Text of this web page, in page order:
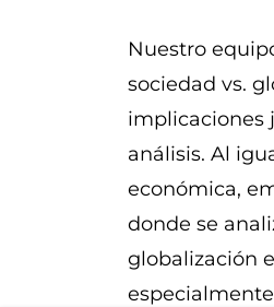
Nuestro
sociedad vs.
implicaciones
análisis. Al
económica,
donde se
globalización